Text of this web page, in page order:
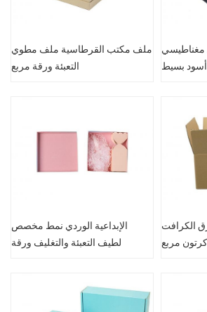
ملف مكتب القرطاسية ملف مطوي
التعبئة ورقة مربع
مغناطيسي
بسيط
الإبداعية الوردي نمط مخصص
لطيف التعبئة والتغليف ورقة
الكرافت
مربع